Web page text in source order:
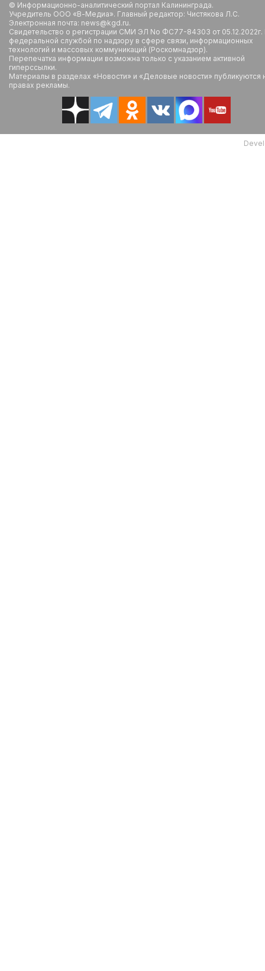
© Информационно-аналитический портал Калининграда.
Учредитель ООО «В-Медиа». Главный редактор: Чистякова Л.С.
Электронная почта: news@kgd.ru.
Свидетельство о регистрации СМИ ЭЛ No ФС77-84303 от
федеральной службой по надзору в сфере связи, информационных
технологий и массовых коммуникаций (Роскомнадзор).
Перепечатка информации возможна только с указанием активной
гиперссылки.
Материалы в разделах «Новости» и «Деловые новости» публикуются
правах рекламы.